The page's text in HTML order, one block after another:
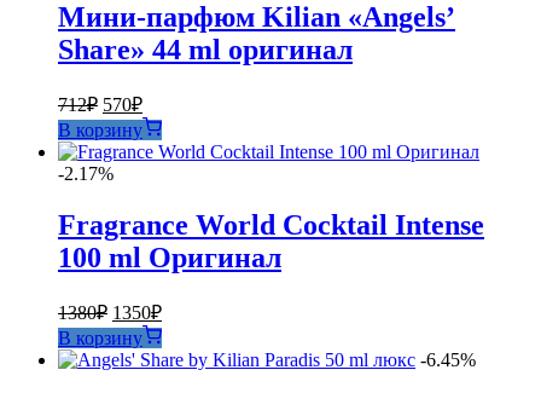
Мини-парфюм Kilian «Angels’
Share» 44 ml оригинал
712₽ Первоначальная
цена
составляла
712₽.
570₽Текущая
цена:
570₽.
В корзину
-2.17%
Fragrance World Cocktail Intense
100 ml Оригинал
1380₽ Первоначальная
цена
составляла
1350₽Текущая
цена:
1350₽.
В корзину
-6.45%